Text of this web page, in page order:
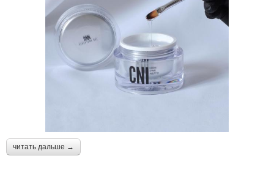
читать дальше →